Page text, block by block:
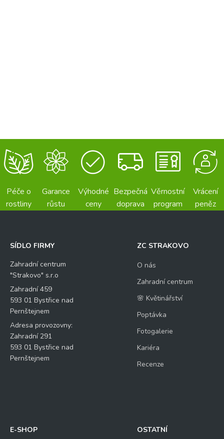
Péče o
rostliny
Garance
růstu
Výhodné
ceny
Bezpečná
doprava
Věrnostní
program
Vrácení
peněz
SÍDLO FIRMY
Zahradní centrum
"Strakovo" s.r.o
Zahradní 459
593 01 Bystřice nad
Pernštejnem
Adresa provozovny:
Zahradní 291
593 01 Bystřice nad
Pernštejnem
ZC STRAKOVO
O nás
Zahradní centrum
🌸 Květinářství
Poptávka
Fotogalerie
Kariéra
Recenze
E-SHOP OSTATNÍ